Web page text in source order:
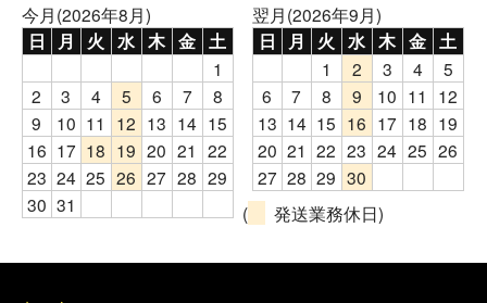
今月(2026年8月)
日 月 火 水 木 金 土
1
2
3 4 5 6 7
8
9
10 11 12 13 14 15
16 17 18 19 20 21 22
23 24 25 26 27 28 29
30 31
翌月(2026年9月)
日 月 火 水 木 金 土
1 2 3 4
5
6
7 8 9 10 11
12
13 14 15 16 17 18 19
20 21 22 23 24 25 26
27 28 29 30
(
発送業務休日)